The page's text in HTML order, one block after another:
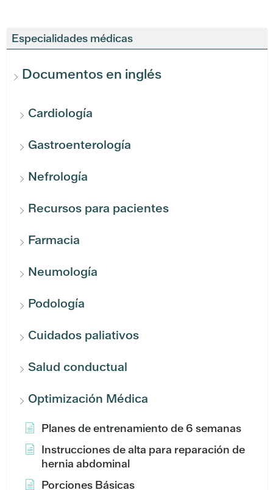
Especialidades médicas
Documentos en inglés
Cardiología
Gastroenterología
Nefrología
Recursos para pacientes
Farmacia
Neumología
Podología
Cuidados paliativos
Salud conductual
Optimización Médica
Planes de entrenamiento de 6 semanas
Instrucciones de alta para reparación de
hernia abdominal
Porciones Básicas